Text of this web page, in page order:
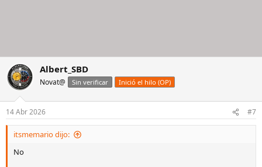
Albert_SBD
Novat@ Sin verificar Inició el hilo (OP)
14 Abr 2026 #7
itsmemario dijo:
No